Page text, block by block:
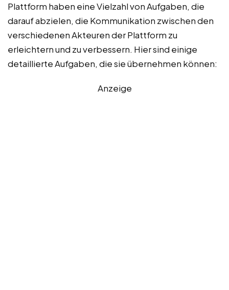
Plattform haben eine Vielzahl von Aufgaben, die
darauf abzielen, die Kommunikation zwischen den
verschiedenen Akteuren der Plattform zu
erleichtern und zu verbessern. Hier sind einige
detaillierte Aufgaben, die sie übernehmen können:
Anzeige